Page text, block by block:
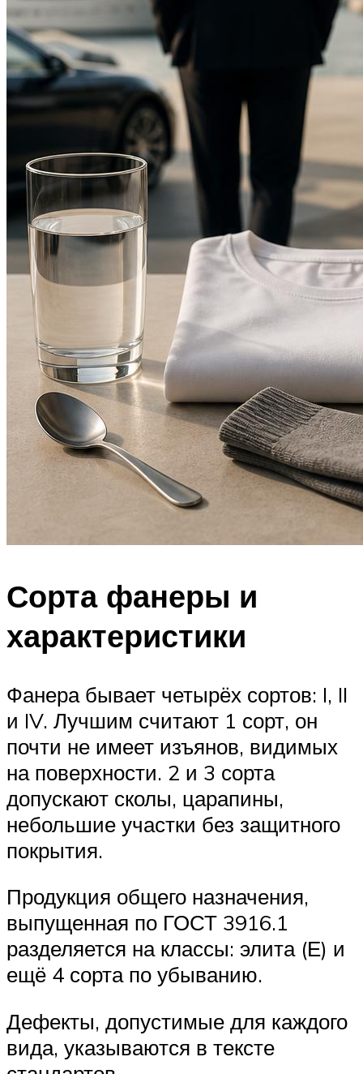
Сорта фанеры и
характеристики
Фанера бывает четырёх сортов: I, II
и IV. Лучшим считают 1 сорт, он
почти не имеет изъянов, видимых
на поверхности. 2 и 3 сорта
допускают сколы, царапины,
небольшие участки без защитного
покрытия.
Продукция общего назначения,
выпущенная по ГОСТ 3916.1
разделяется на классы: элита (Е) и
ещё 4 сорта по убыванию.
Дефекты, допустимые для каждого
вида, указываются в тексте